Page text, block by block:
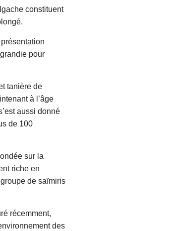
constituent
pour
tanière de
à l’âge
aussi donné
de 100
sur la
riche en
de saïmiris
récemment,
des